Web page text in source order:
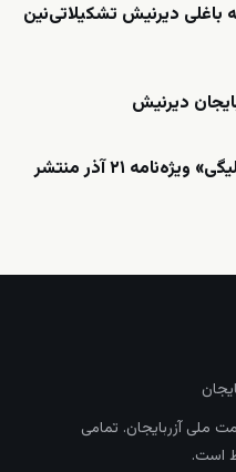
باغلی دیرنیش تشکیلاتی‌نین
دیرنیش
شماره پنجم نشریه «دیرنیش گنجلیگی» ویژه‌نامه ۲۱ آذر منتشر
ملی آزربایجان. تمامی
است.